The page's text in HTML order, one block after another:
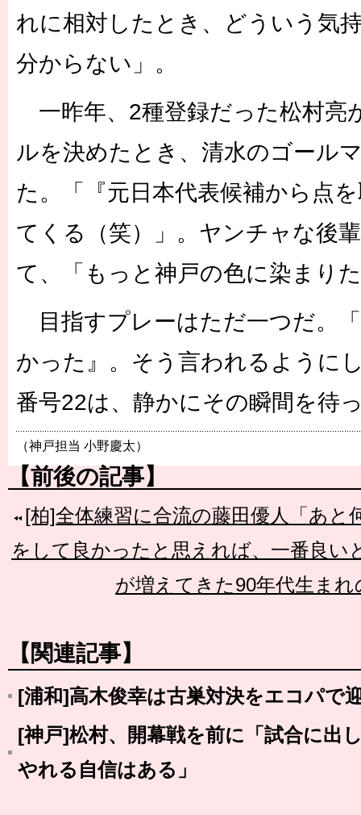
れに相対したとき、どういう気
分からない」。
一昨年、2種登録だった松村亮
ルを決めたとき、清水のゴール
た。「『元日本代表候補から点
てくる（笑）」。ヤンチャな後
て、「もっと神戸の色に染まり
目指すプレーはただ一つだ。
かった』。そう言われるように
番号22は、静かにその瞬間を待
（神戸担当 小野慶太）
【前後の記事】
[柏]全体練習に合流の藤田優人「あと
をして良かったと思えれば、一番良い
が増えてきた90年代生ま
【関連記事】
[浦和]高木俊幸は古巣対決をエコパで
[神戸]松村、開幕戦を前に「試合に出
やれる自信はある」